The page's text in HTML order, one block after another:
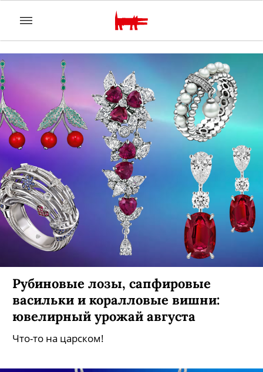
Рубиновые лозы, сапфировые
васильки и коралловые вишни:
ювелирный урожай августа
Что-то на царском!